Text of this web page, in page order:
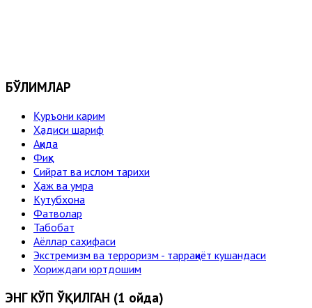
БЎЛИМЛАР
Қуръони карим
Ҳадиси шариф
Ақида
Фиқҳ
Сийрат ва ислом тарихи
Ҳаж ва умра
Кутубхона
Фатволар
Табобат
Аёллар саҳифаси
Экстремизм ва терроризм - тарраққиёт кушандаси
Хориждаги юртдошим
ЭНГ КЎП ЎҚИЛГАН (1 ойда)